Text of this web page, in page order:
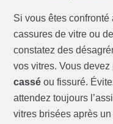
Si vous êtes
cassures de vitre ou
constatez des
vos vitres. Vous
cassé ou fissuré.
attendez toujours
vitres brisées après